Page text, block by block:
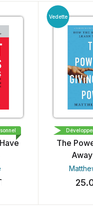
Vedette
OPTIMISM
The Power
Away
Matthew
25.00
Développement